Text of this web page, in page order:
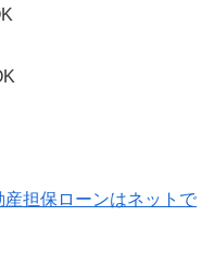
担保ローンはネットで